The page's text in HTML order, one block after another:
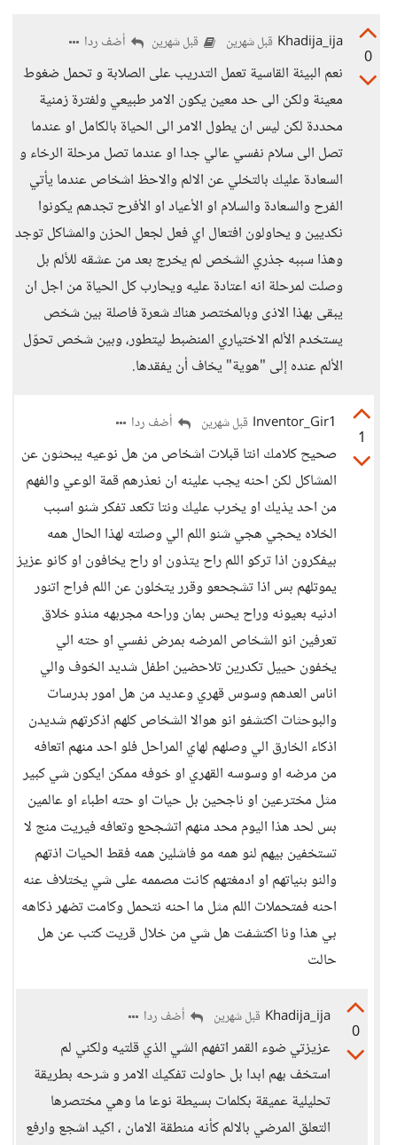
0
Khadija_ija قبل شهرين قبل شهرين أضف ردا
نعم البيئة القاسية تعمل التدريب على الصلابة و تحمل ضغوط
معينة ولكن الى حد معين يكون الامر طبيعي ولفترة زمنية
محددة لكن ليس ان يطول الامر الى الحياة بالكامل او عندما
تصل الى سلام نفسي عالي جدا او عندما تصل مرحلة الرخاء و
السعادة عليك بالتخلي عن الالم والاحظ اشخاص عندما يأتي
الفرح والسعادة والسلام او الأعياد او الأفرح تجدهم يكونوا
نكديين و يحاولون افتعال اي فعل لجعل الحزن والمشاكل توجد
وهذا سببه جذري الشخص لم يخرج بعد من عشقه للألم بل
وصلت لمرحلة انه اعتادة عليه ويحارب كل الحياة من اجل ان
يبقى بهذا الاذى وبالمختصر هناك شعرة فاصلة بين شخص
يستخدم الألم الاختياري المنضبط ليتطور، وبين شخص تحوّل
الألم عنده إلى "هوية" يخاف أن يفقدها.
1
Inventor_Gir1 قبل شهرين أضف ردا
صحيح كلامك انتا قبلات اشخاص من هل نوعيه يبحثون عن
المشاكل لكن احنه يجب علينه ان نعذرهم قمة الوعي والفهم
من احد يذيك او يخرب عليك ونتا تكعد تفكر شنو اسبب
الخلاه يحجي هجي شنو اللم الي وصلته لهذا الحال همه
بيفكرون اذا تركو اللم راح يتذون او راح يخافون او كانو عزيز
يموتلهم بس اذا تشجحعو وقرر يتخلون عن اللم فراح اتنور
ادنيه بعيونه وراح يحس بمان وراحه مجربهه منذو خلاق
تعرفين انو الشخاص المرضه بمرض نفسي او حته الي
يخفون حييل تكدرين تلاحضين اطفل شديد الخوف والي
اناس العدهم وسوس قهري وعديد من هل امور بدرسات
والبوحثات اكتشفو انو هوالا الشخاص كلهم اذكرتهم شديدن
اذكاء الخارق الي وصلهم لهاي المراحل فلو احد منهم اتعافه
من مرضه او وسوسه القهري او خوفه ممكن ايكون شي كبير
مثل مخترعين او ناجحين بل حيات او حته اطباء او عالمين
بس لحد هذا اليوم محد منهم اتشجحع وتعافه فيريت منج لا
تستخفين بيهم لنو همه مو فاشلين همه فقط الحيات اذتهم
والنو بنياتهم او ادمغتهم كانت مصممه على شي يختلاف عنه
احنه فمتحملات اللم مثل ما احنه نتحمل وكامت تضهر ذكاهه
بي هذا ونا اكتشفت هل شي من خلال قريت كتب عن هل
حالت
0
Khadija_ija قبل شهرين أضف ردا
عزيزتي ضوء القمر اتفهم الشي الذي قلتيه ولكني لم
استخف بهم ابدا بل حاولت تفكيك الامر و شرحه بطريقة
تحليلية عميقة بكلمات بسيطة نوعا ما وهي مختصرها
التعلق المرضي بالالم كأنه منطقة الامان ، اكيد اشجع وارفع